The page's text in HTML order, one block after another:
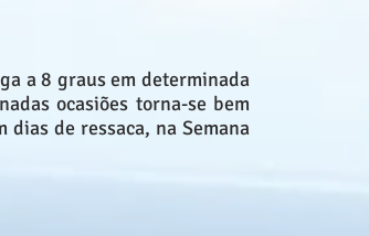
a 8 graus em determinada
ocasiões torna-se bem
de ressaca, na Semana